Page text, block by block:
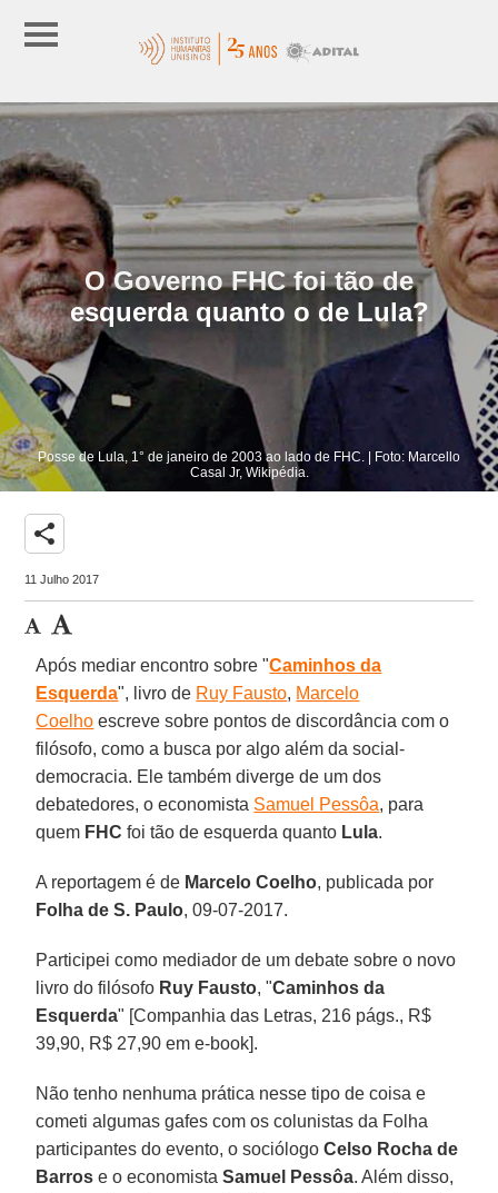
O Governo FHC foi tão de
esquerda quanto o de Lula?
Posse de Lula, 1° de janeiro de 2003 ao lado de FHC. | Foto: Marcello
Casal Jr, Wikipédia.
share
11 Julho 2017
Após mediar encontro sobre "Caminhos da
Esquerda", livro de Ruy Fausto, Marcelo
Coelho escreve sobre pontos de discordância com o
filósofo, como a busca por algo além da social-
democracia. Ele também diverge de um dos
debatedores, o economista Samuel Pessôa, para
quem FHC foi tão de esquerda quanto Lula.
A reportagem é de Marcelo Coelho, publicada por
Folha de S. Paulo, 09-07-2017.
Participei como mediador de um debate sobre o novo
livro do filósofo Ruy Fausto, "Caminhos da
Esquerda" [Companhia das Letras, 216 págs., R$
39,90, R$ 27,90 em e-book].
Não tenho nenhuma prática nesse tipo de coisa e
cometi algumas gafes com os colunistas da Folha
participantes do evento, o sociólogoCelso Rocha de
Barros e o economistaSamuel Pessôa. Além disso,